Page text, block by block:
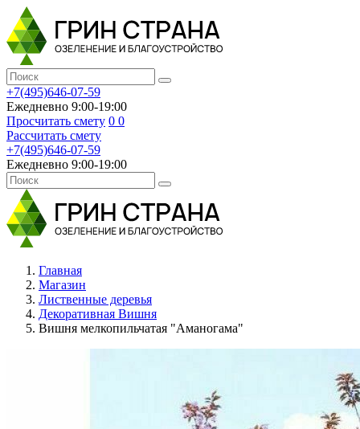
+7(495)646-07-59
Ежедневно 9:00-19:00
Просчитать смету 0 0
Рассчитать смету
+7(495)646-07-59
Ежедневно 9:00-19:00
Главная
Магазин
Лиственные деревья
Декоративная Вишня
Вишня мелкопильчатая "Аманогама"